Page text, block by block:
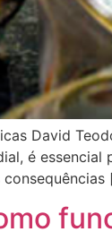
David
é essencial
consequências